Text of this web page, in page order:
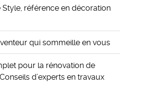
Style, référence en décoration
qui sommeille en vous
pour la rénovation de
d’experts en travaux